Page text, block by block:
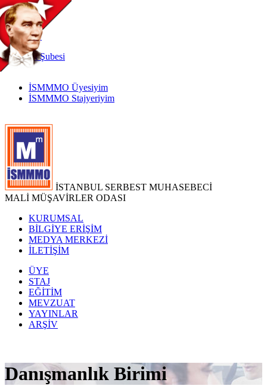
TR
|
EN
İnternetŞubesi
İSMMMO Üyesiyim
İSMMMO Stajyeriyim
İSTANBUL SERBEST MUHASEBECİ
MALİ MÜŞAVİRLER ODASI
KURUMSAL
BİLGİYE ERİŞİM
MEDYA MERKEZİ
İLETİŞİM
ÜYE
STAJ
EĞİTİM
MEVZUAT
YAYINLAR
ARŞİV
Danışmanlık Birimi